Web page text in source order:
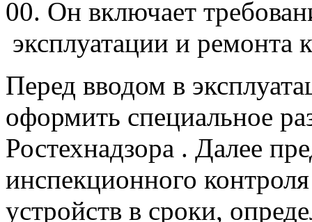
00. Он включает
эксплуатации и ремонта
Перед вводом в
оформить специальное
Ростехнадзора . Далее
инспекционного
устройств в сроки,